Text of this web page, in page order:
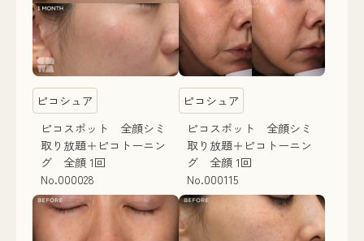
ピコシュア
ピコスポット 全顔シミ
取り放題＋ピコトーニン
グ 全顔 1回
No.000028
ピコシュア
ピコスポット 全顔シミ
取り放題＋ピコトーニン
グ 全顔 1回
No.000115